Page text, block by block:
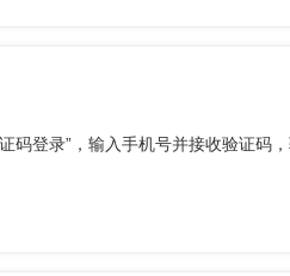
码登录”，输入手机号并接收验证码